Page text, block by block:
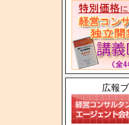
広報